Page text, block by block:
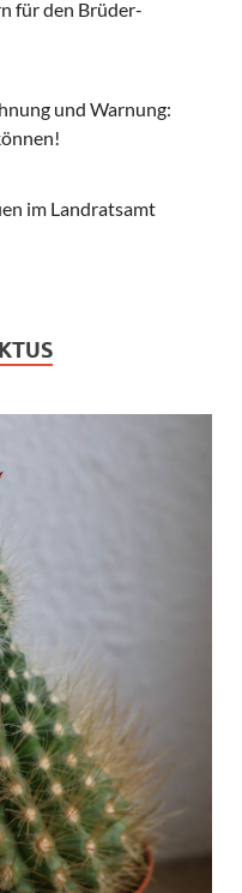
für den Brüder-
und Warnung:
im Landratsamt